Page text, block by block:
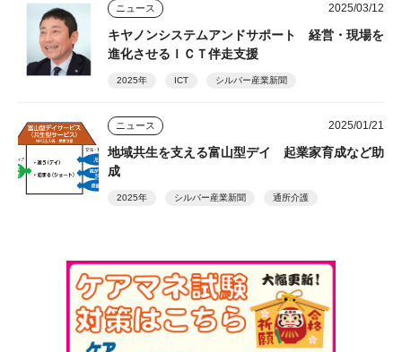
ニュース 2025/03/12
キヤノンシステムアンドサポート 経営・現場を
進化させるＩＣＴ伴走支援
2025年 ICT シルバー産業新聞
ニュース 2025/01/21
地域共生を支える富山型デイ 起業家育成など助
成
2025年 シルバー産業新聞 通所介護